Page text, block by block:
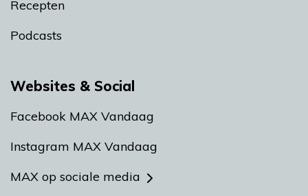
Recepten
Podcasts
Websites & Social
Facebook MAX Vandaag
Instagram MAX Vandaag
MAX op sociale media